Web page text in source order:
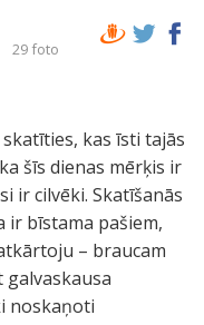
29 foto
kas īsti tajās
šīs dienas mērķis ir
ir cilvēki. Skatīšanās
ir bīstama pašiem,
– braucam
galvaskausa
noskaņoti